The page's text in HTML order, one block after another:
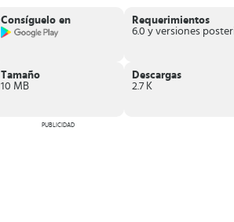
Consíguelo en
Requerimientos
Tamaño
10 MB
Descargas
2.7 K
PUBLICIDAD